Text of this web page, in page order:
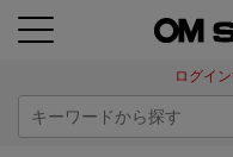
ログイ